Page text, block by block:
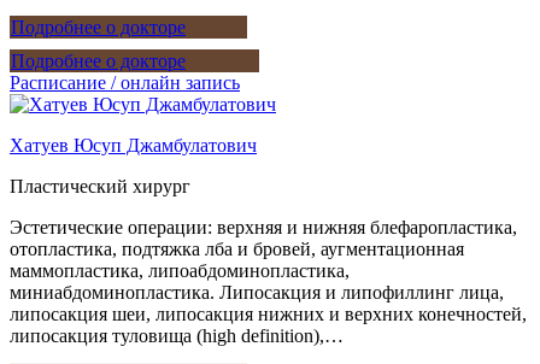
Подробнее о докторе
Подробнее о докторе
Расписание / онлайн запись
Хатуев Юсуп Джамбулатович
Пластический хирург
Эстетические операции: верхняя и нижняя блефаропластика,
отопластика, подтяжка лба и бровей, аугментационная
маммопластика, липоабдоминопластика,
миниабдоминопластика. Липосакция и липофиллинг лица,
липосакция шеи, липосакция нижних и верхних конечностей,
липосакция туловища (high definition),…